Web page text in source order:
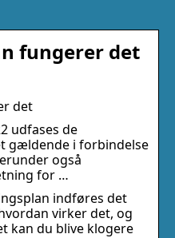
fungerer det
det
udfases de
gældende i forbindelse
også
for …
indføres det
virker det, og
kan du blive klogere